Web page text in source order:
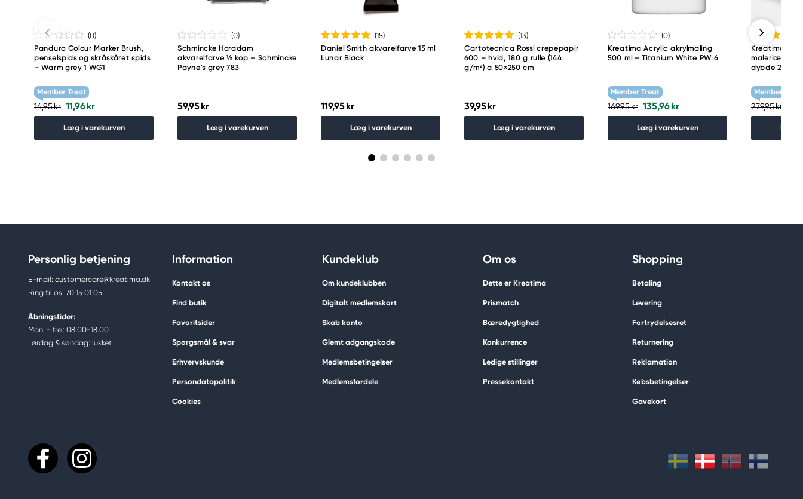
(0)
Panduro Colour Marker Brush,
penselspids og skråskåret spids
– Warm grey 1 WG1
Member Treat
14,95 kr 11,96 kr
Læg i varekurven
(0)
Schmincke Horadam
akvarelfarve ½ kop – Schmincke
Payne´s grey 783
59,95 kr
Læg i varekurven
(15)
Daniel Smith akvarelfarve 15 ml
Lunar Black
119,95 kr
Læg i varekurven
(13)
Cartotecnica Rossi crepepapir
600 – hvid, 180 g rulle (144
g/m²) a 50×250 cm
39,95 kr
Læg i varekurven
(0)
Kreatima Acrylic akrylmaling
500 ml – Titanium White PW 6
Member Treat
169,95 kr 135,96 kr
Læg i varekurven
Kreatima
malerlærred
dybde 2 cm,
Member Treat
279,95 kr
Læg i
Personlig betjening
E-mail: customercare@kreatima.dk
Ring til os: 70 15 01 05
Åbningstider:
Man. - fre.: 08.00-18.00
Lørdag & søndag: lukket
Information
Kontakt os
Find butik
Favoritsider
Spørgsmål & svar
Erhvervskunde
Persondatapolitik
Cookies
Kundeklub
Om kundeklubben
Digitalt medlemskort
Skab konto
Glemt adgangskode
Medlemsbetingelser
Medlemsfordele
Om os
Dette er Kreatima
Prismatch
Bæredygtighed
Konkurrence
Ledige stillinger
Pressekontakt
Shopping
Betaling
Levering
Fortrydelsesret
Returnering
Reklamation
Købsbetingelser
Gavekort